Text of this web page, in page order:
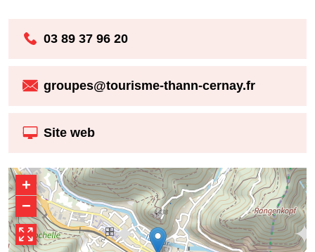
03 89 37 96 20
groupes@tourisme-thann-cernay.fr
Site web
+
−